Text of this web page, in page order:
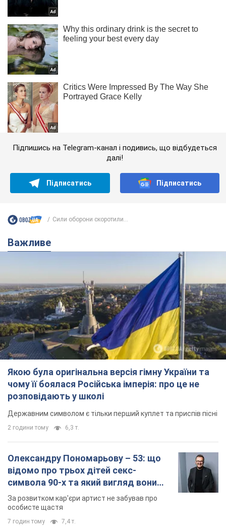
Підпишись на Telegram-канал і подивись, що відбудеться
далі!
Підписатись Підписатись
Сили оборони скоротили...
Важливе
Якою була оригінальна версія гімну України та
чому її боялася Російська імперія: про це не
розповідають у школі
Державним символом є тільки перший куплет та приспів пісні
2 години тому 6,3 т.
Олександру Пономарьову – 53: що
відомо про трьох дітей секс-
символа 90-х та який вигляд вони
мають
За розвитком кар'єри артист не забував про
особисте щастя
7 годин тому 7,4 т.